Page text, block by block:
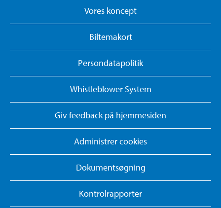
Vores koncept
Biltemakort
Persondatapolitik
Whistleblower System
Giv feedback på hjemmesiden
Administrer cookies
Dokumentsøgning
Kontrolrapporter